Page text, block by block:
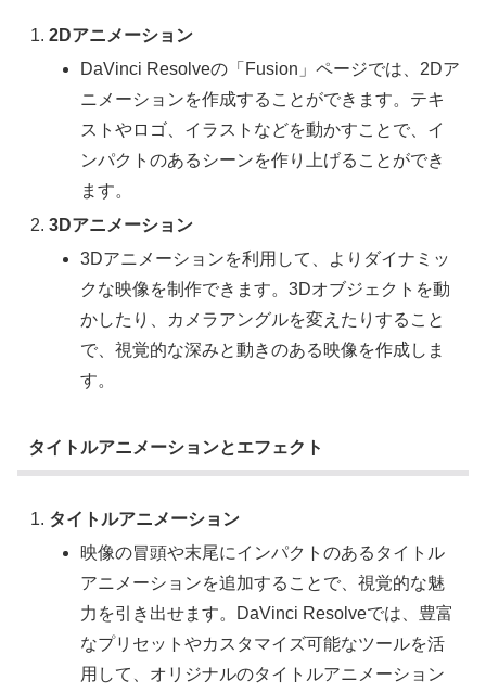
2Dアニメーション
DaVinci Resolveの「Fusion」ページでは、2Dア
ニメーションを作成することができます。テキ
ストやロゴ、イラストなどを動かすことで、イ
ンパクトのあるシーンを作り上げることができ
ます。
3Dアニメーション
3Dアニメーションを利用して、よりダイナミッ
クな映像を制作できます。3Dオブジェクトを動
かしたり、カメラアングルを変えたりすること
で、視覚的な深みと動きのある映像を作成しま
す。
タイトルアニメーションとエフェクト
タイトルアニメーション
映像の冒頭や末尾にインパクトのあるタイトル
アニメーションを追加することで、視覚的な魅
力を引き出せます。DaVinci Resolveでは、豊富
なプリセットやカスタマイズ可能なツールを活
用して、オリジナルのタイトルアニメーション